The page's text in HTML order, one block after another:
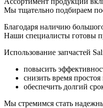
Мы тщательно подбираем
Благодаря наличию
Наши специалисты готовы
Использование запчастей
повысить
снизить время
обеспечить долгий
Мы стремимся стать